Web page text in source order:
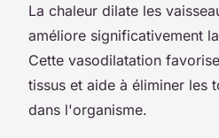
La chaleur dilate les
améliore significativement la
Cette vasodilatation
tissus et aide à éliminer les
dans l'organisme.